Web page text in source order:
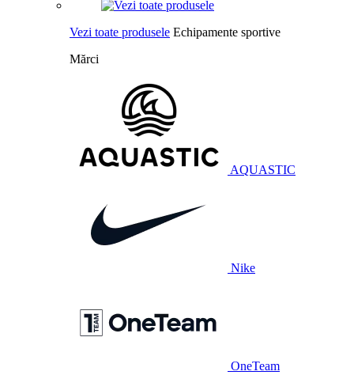
Vezi toate produsele Echipamente sportive
Mărci
AQUASTIC
Nike
OneTeam